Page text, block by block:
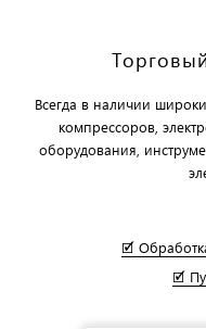
Всегда в наличии
компрессоров,
оборудования,
🗹
🗹